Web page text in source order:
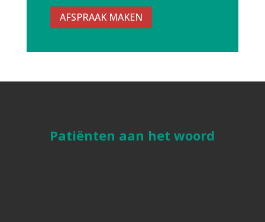
AFSPRAAK MAKEN
Patiënten aan het woord